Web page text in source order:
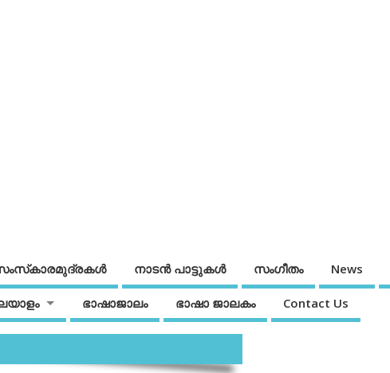
നാടന്‍ പാട്ടുകള്‍ സംഗീതം News
ഭാഷാജാലം ഭാഷാ ജാലകം Contact Us